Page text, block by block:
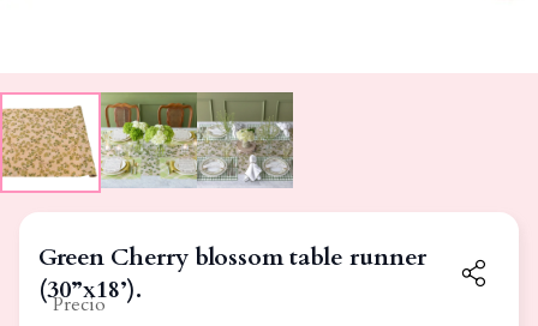
Green Cherry blossom table runner
(30”x18’).
Precio